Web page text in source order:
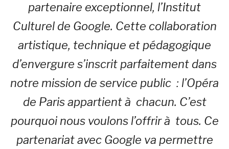
partenaire exceptionnel, l’Institut
Culturel de Google. Cette collaboration
artistique, technique et pédagogique
d’envergure s’inscrit parfaitement dans
notre mission de service public : l’Opéra
de Paris appartient à chacun. C’est
pourquoi nous voulons l’offrir à tous. Ce
partenariat avec Google va permettre